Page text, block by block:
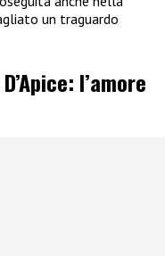
un traguardo
l’amore